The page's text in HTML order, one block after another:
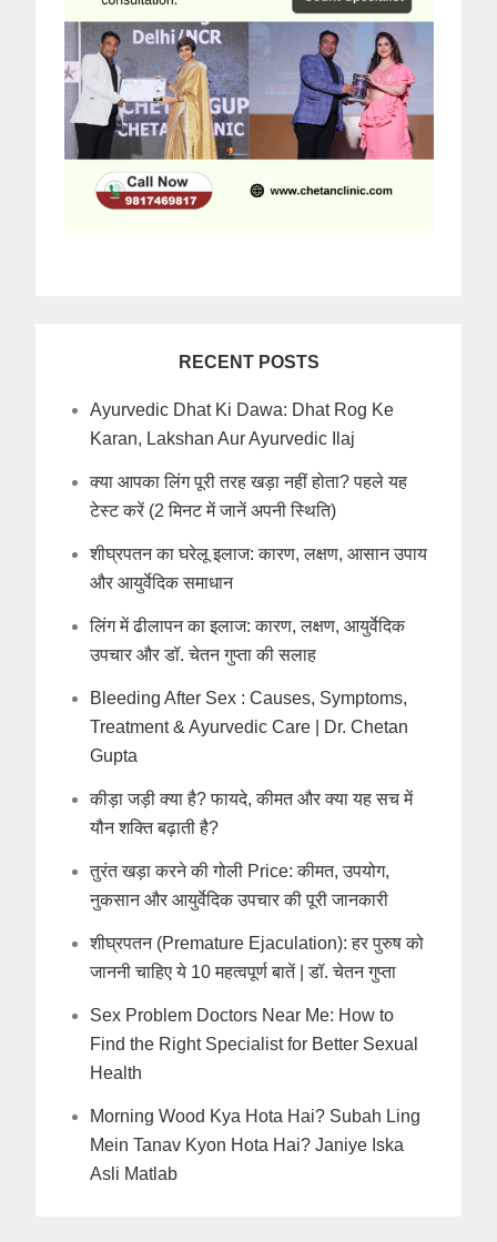
RECENT POSTS
Ayurvedic Dhat Ki Dawa: Dhat Rog Ke
Karan, Lakshan Aur Ayurvedic Ilaj
क्या आपका लिंग पूरी तरह खड़ा नहीं होता? पहले यह
टेस्ट करें (2 मिनट में जानें अपनी स्थिति)
शीघ्रपतन का घरेलू इलाज: कारण, लक्षण, आसान उपाय
और आयुर्वेदिक समाधान
लिंग में ढीलापन का इलाज: कारण, लक्षण, आयुर्वेदिक
उपचार और डॉ. चेतन गुप्ता की सलाह
Bleeding After Sex : Causes, Symptoms,
Treatment & Ayurvedic Care | Dr. Chetan
Gupta
कीड़ा जड़ी क्या है? फायदे, कीमत और क्या यह सच में
यौन शक्ति बढ़ाती है?
तुरंत खड़ा करने की गोली Price: कीमत, उपयोग,
नुकसान और आयुर्वेदिक उपचार की पूरी जानकारी
शीघ्रपतन (Premature Ejaculation): हर पुरुष को
जाननी चाहिए ये 10 महत्वपूर्ण बातें | डॉ. चेतन गुप्ता
Sex Problem Doctors Near Me: How to
Find the Right Specialist for Better Sexual
Health
Morning Wood Kya Hota Hai? Subah Ling
Mein Tanav Kyon Hota Hai? Janiye Iska
Asli Matlab